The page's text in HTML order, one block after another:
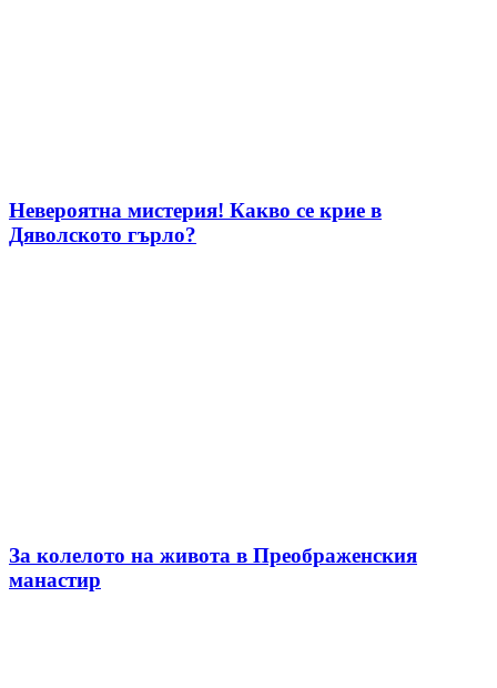
Невероятна мистерия! Какво се крие в
Дяволското гърло?
За колелото на живота в Преображенския
манастир